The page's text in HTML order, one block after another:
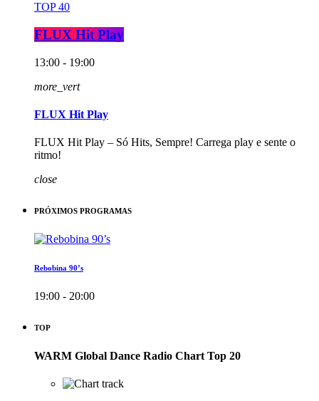
TOP 40
FLUX Hit Play
13:00 - 19:00
more_vert
FLUX Hit Play
FLUX Hit Play – Só Hits, Sempre! Carrega play e sente o
ritmo!
close
PRÓXIMOS PROGRAMAS
Rebobina 90’s
19:00 - 20:00
TOP
WARM Global Dance Radio Chart Top 20